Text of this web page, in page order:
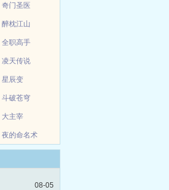
奇门圣医
醉枕江山
全职高手
凌天传说
星辰变
斗破苍穹
大主宰
夜的命名术
08-05